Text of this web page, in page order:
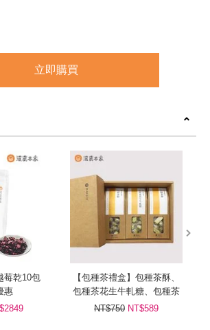
立即購買
莓乾10包
惠
【包種茶禮盒】包種茶酥、
包種茶花生牛軋糖、包種茶
糖
NT$750 NT$589